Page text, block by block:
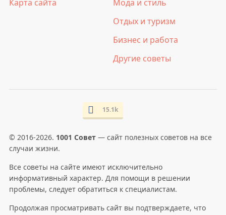
Карта сайта
Мода и стиль
Отдых и туризм
Бизнес и работа
Другие советы
15.1k
© 2016-2026. 1001 Совет— сайт полезных советов на все
случаи жизни.
Все советы на сайте имеют исключительно
информативный характер. Для помощи в решении
проблемы, следует обратиться к специалистам.
Продолжая просматривать сайт вы подтверждаете, что